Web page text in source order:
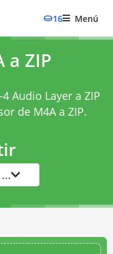
16 Menú
a ZIP
Audio Layer a ZIP
de M4A a ZIP.
...